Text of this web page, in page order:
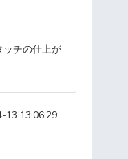
ッチの仕上が
13 13:06:29